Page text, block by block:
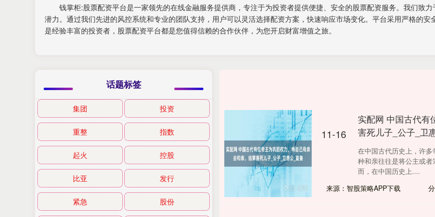
钱掌柜:股票配资平台是一家领先的在线金融服务提供商，专注于为投资者提供便捷、安全的股票配资服务。我们致
潜力。通过我们先进的风控系统和专业的团队支持，用户可以灵活选择配资方案，快速响应市场变化。平台采用严格的
是经验丰富的投资者，股票配资平台都是您值得信赖的合作伙伴，为您开启财富增值之旅。
11-16
实配网 中国古代有
害死儿子_公子_卫
在中国古代历史上，许
种和亲往往是将公主或
而，在中国历史上....
来源：智股策略APP下载
话题标签
集团 投资
重整 指数
起火 控股
比亚 发行
紧急 股份